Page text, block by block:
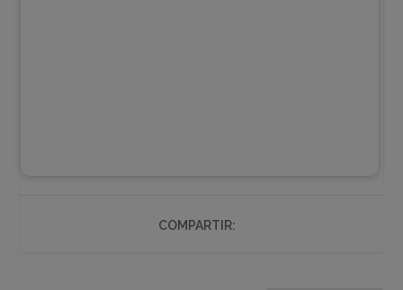
COMPARTIR: